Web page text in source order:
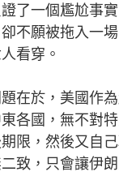
了一個尷尬事
不願被拖入一
看穿。
於，美國作為
各國，無不對
限，然後又自
二致，只會讓伊